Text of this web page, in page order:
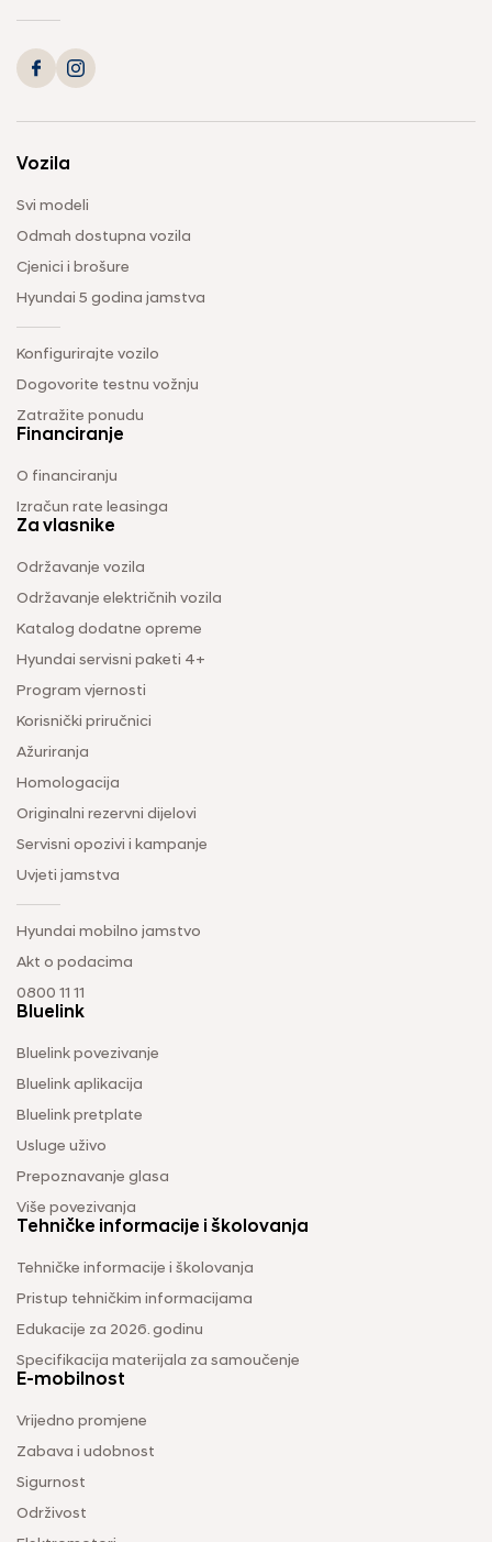
Vozila
Svi modeli
Odmah dostupna vozila
Cjenici i brošure
Hyundai 5 godina jamstva
Konfigurirajte vozilo
Dogovorite testnu vožnju
Zatražite ponudu
Financiranje
O financiranju
Izračun rate leasinga
Za vlasnike
Održavanje vozila
Održavanje električnih vozila
Katalog dodatne opreme
Hyundai servisni paketi 4+
Program vjernosti
Korisnički priručnici
Ažuriranja
Homologacija
Originalni rezervni dijelovi
Servisni opozivi i kampanje
Uvjeti jamstva
Hyundai mobilno jamstvo
Akt o podacima
0800 11 11
Bluelink
Bluelink povezivanje
Bluelink aplikacija
Bluelink pretplate
Usluge uživo
Prepoznavanje glasa
Više povezivanja
Tehničke informacije i školovanja
Tehničke informacije i školovanja
Pristup tehničkim informacijama
Edukacije za 2026. godinu
Specifikacija materijala za samoučenje
E-mobilnost
Vrijedno promjene
Zabava i udobnost
Sigurnost
Održivost